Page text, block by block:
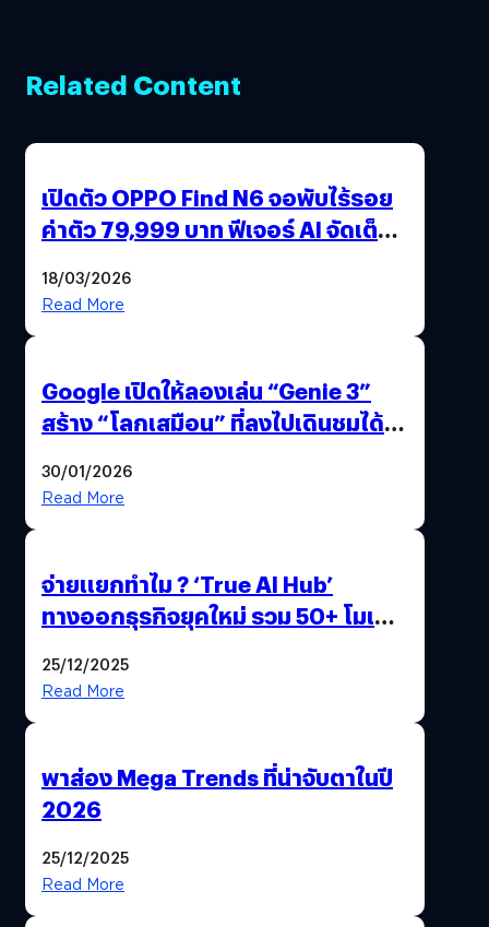
Related Content
เปิดตัว OPPO Find N6 จอพับไร้รอย
ค่าตัว 79,999 บาท ฟีเจอร์ AI จัดเต็ม
18/03/2026
Read More
Google เปิดให้ลองเล่น “Genie 3”
สร้าง “โลกเสมือน” ที่ลงไปเดินชมได้
30/01/2026
Read More
จ่ายแยกทำไม ? ‘True AI Hub’
ทางออกธุรกิจยุคใหม่ รวม 50+ โมเดล
25/12/2025
Read More
พาส่อง Mega Trends ที่น่าจับตาในปี
2026
25/12/2025
Read More